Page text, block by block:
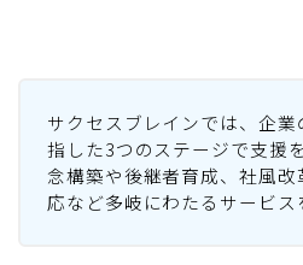
サクセスブレインでは、企
指した3つのステージで支援
念構築や後継者育成、社風
応など多岐にわたるサービス